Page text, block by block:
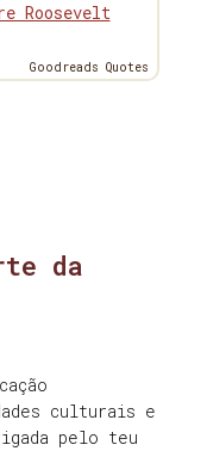
Roosevelt
Goodreads Quotes
da
culturais e
pelo teu